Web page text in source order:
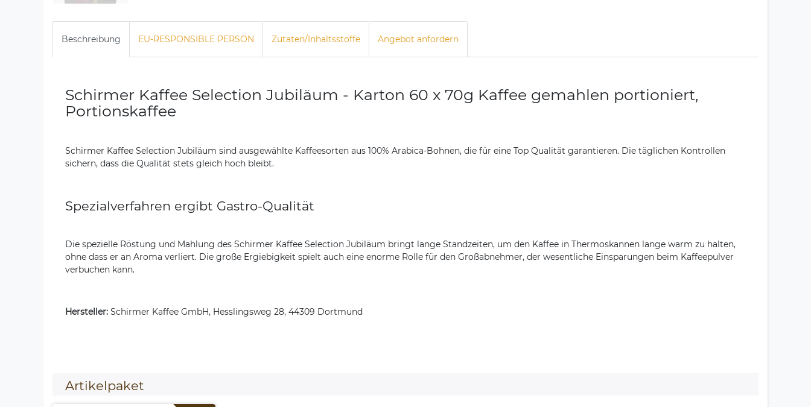
Beschreibung EU-RESPONSIBLE PERSON Zutaten/Inhaltsstoffe Angebot anfordern
Schirmer Kaffee Selection Jubiläum - Karton 60 x 70g Kaffee gemahlen portioniert,
Portionskaffee
Schirmer Kaffee Selection Jubiläum sind ausgewählte Kaffeesorten aus 100% Arabica-Bohnen, die für eine Top Qualität garantieren. Die täglichen Kontrollen
sichern, dass die Qualität stets gleich hoch bleibt.
Spezialverfahren ergibt Gastro-Qualität
Die spezielle Röstung und Mahlung des Schirmer Kaffee Selection Jubiläum bringt lange Standzeiten, um den Kaffee in Thermoskannen lange warm zu halten,
ohne dass er an Aroma verliert. Die große Ergiebigkeit spielt auch eine enorme Rolle für den Großabnehmer, der wesentliche Einsparungen beim Kaffeepulver
verbuchen kann.
Hersteller: Schirmer Kaffee GmbH, Hesslingsweg 28, 44309 Dortmund
Artikelpaket